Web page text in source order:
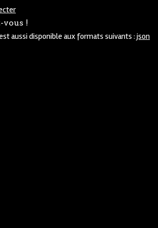
vous !
aussi disponible aux formats suivants : json